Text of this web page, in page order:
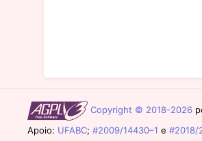
Copyright © 2018-2026
Apoio: UFABC; #2009/14430–1 e #2018/